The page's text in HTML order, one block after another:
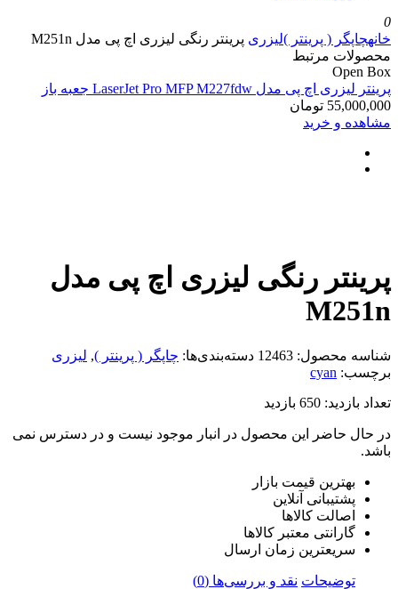
0
خانهچاپگر ( پرینتر )لیزری پرینتر رنگی لیزری اچ پی مدل M251n
محصولات مرتبط
Open Box
پرینتر لیزری اچ پی مدل LaserJet Pro MFP M227fdw جعبه باز
55,000,000 تومان
مشاهده و خرید
پرینتر رنگی لیزری اچ پی مدل
M251n
شناسه محصول: 12463 دسته‌بندی‌ها: چاپگر ( پرینتر ), لیزری
برچسب: cyan
تعداد بازدید: 650 بازدید
در حال حاضر این محصول در انبار موجود نیست و در دسترس نمی
باشد.
بهترین قیمت بازار
پشتیبانی آنلاین
اصالت کالاها
گارانتی معتبر کالاها
سریعترین زمان ارسال
توضیحات نقد و بررسی‌ها (0)